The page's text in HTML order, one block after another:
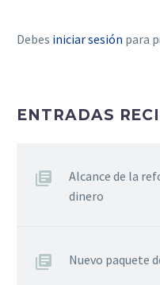
Debes iniciar sesión para
ENTRADAS
Alcance de la
dinero
Nuevo paquete